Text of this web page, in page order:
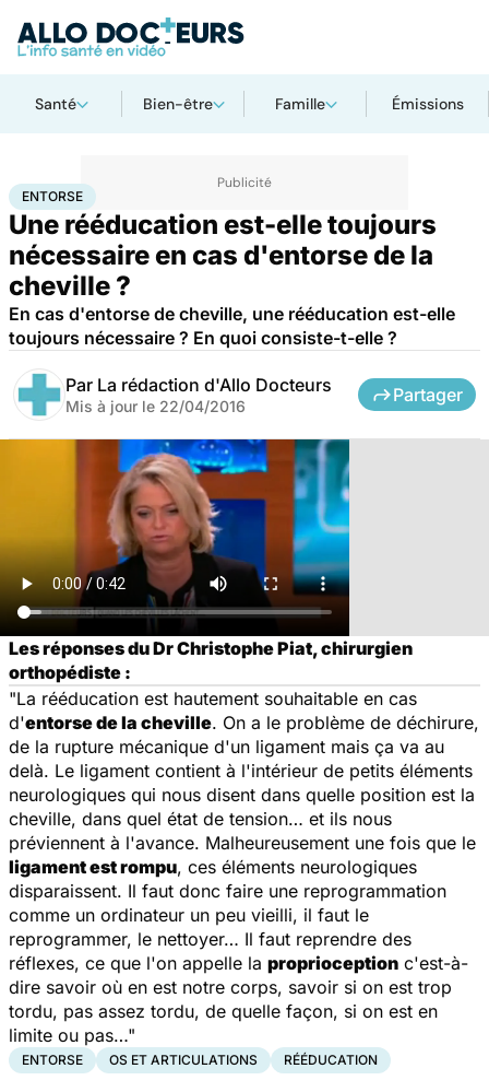
Santé Bien-être Famille Émissions
AccueilSanté
ENTORSE
Une rééducation est-elle toujours
nécessaire en cas d'entorse de la
cheville ?
En cas d'entorse de cheville, une rééducation est-elle
toujours nécessaire ? En quoi consiste-t-elle ?
Par La rédaction d'Allo Docteurs
Mis à jour le 22/04/2016
Partager
Les réponses du Dr Christophe Piat, chirurgien
orthopédiste :
"La rééducation est hautement souhaitable en cas
d'entorse de la cheville. On a le problème de déchirure,
de la rupture mécanique d'un ligament mais ça va au
delà. Le ligament contient à l'intérieur de petits éléments
neurologiques qui nous disent dans quelle position est la
cheville, dans quel état de tension… et ils nous
préviennent à l'avance. Malheureusement une fois que le
ligament est rompu, ces éléments neurologiques
disparaissent. Il faut donc faire une reprogrammation
comme un ordinateur un peu vieilli, il faut le
reprogrammer, le nettoyer… Il faut reprendre des
réflexes, ce que l'on appelle la proprioception c'est-à-
dire savoir où en est notre corps, savoir si on est trop
tordu, pas assez tordu, de quelle façon, si on est en
limite ou pas…"
ENTORSE OS ET ARTICULATIONS RÉÉDUCATION